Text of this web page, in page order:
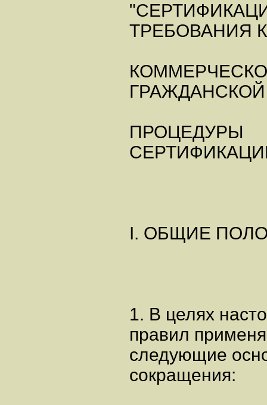
ТРЕБОВАНИЯ
ПРОЦЕДУРЫ
I. ОБЩИЕ
1. В целях
правил
следующие
сокращения: